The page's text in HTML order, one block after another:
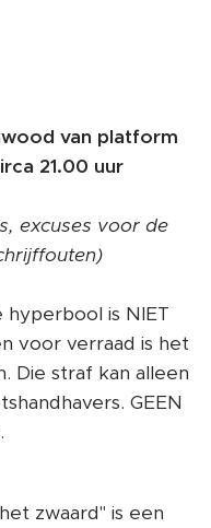
van platform
21.00 uur
excuses voor de
is NIET
voor verraad is het
Die straf kan alleen
GEEN
zwaard" is een